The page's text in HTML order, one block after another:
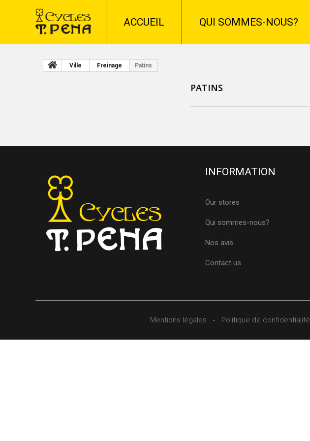
ACCUEIL QUI SOMMES-NOUS?
Ville Freinage Patins
PATINS
INFORMATION
Our stores
Qui sommes-nous?
Nos avis
Contact us
Mentions légales - Politique de confidentialité